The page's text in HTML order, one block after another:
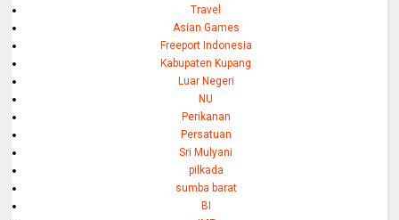
Travel
Asian Games
Freeport Indonesia
Kabupaten Kupang
Luar Negeri
NU
Perikanan
Persatuan
Sri Mulyani
pilkada
sumba barat
BI